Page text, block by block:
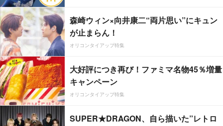
森崎ウィン×向井康二“両片思い”にキュン
が止まらん！
オリコンタイアップ特集
大好評につき再び！ファミマ名物45％増量
キャンペーン
オリコンタイアップ特集
SUPER★DRAGON、自ら描いた”レトロ